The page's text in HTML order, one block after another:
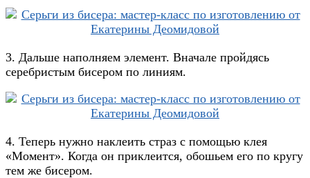
3. Дальше наполняем элемент. Вначале пройдясь
серебристым бисером по линиям.
4. Теперь нужно наклеить страз с помощью клея
«Момент». Когда он приклеится, обошьем его по кругу
тем же бисером.